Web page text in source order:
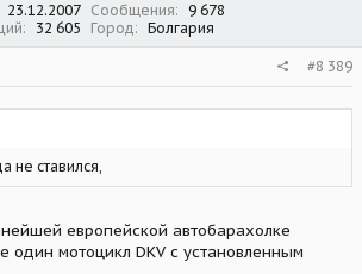
23.12.2007 Сообщения
9 678
32 605 Город Болгария
#8 389
не ставился,
европейской автобарахолке
один мотоцикл DKV с установленным